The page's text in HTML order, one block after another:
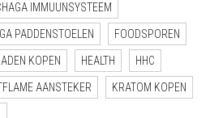
IMMUUNSYSTEEM
PADDENSTOELEN FOODSPOREN
KOPEN HEALTH HHC
AANSTEKER KRATOM KOPEN